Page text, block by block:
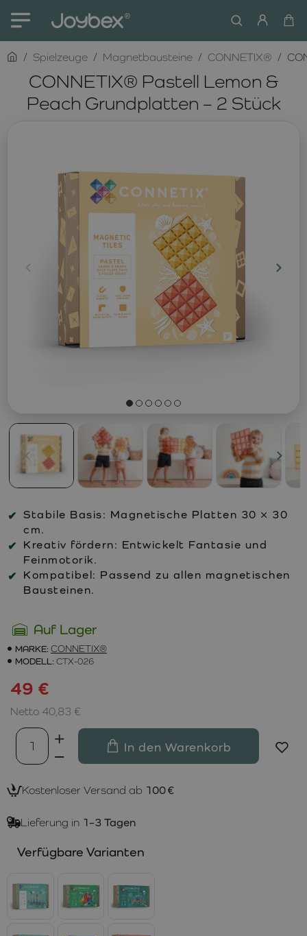
CONNETIX® Pastell Lemon &
Peach Grundplatten – 2 Stück
homeSpielzeuge Magnetbausteine CONNETIX®
Stabile Basis: Magnetische Platten 30 × 30
cm.
Kreativ fördern: Entwickelt Fantasie und
Feinmotorik.
Kompatibel: Passend zu allen magnetischen
Bausteinen.
Auf Lager
MARKE: CONNETIX®
MODELL: CTX-026
49 €
Netto 40,83 €
In den Warenkorb
Kostenloser Versand ab 100 €
Lieferung in 1–3 Tagen
Verfügbare Varianten